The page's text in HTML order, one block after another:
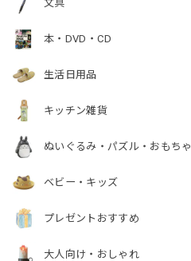
文具
本・DVD・CD
生活日用品
キッチン雑貨
ぬいぐるみ・パズル・おもちゃ
ベビー・キッズ
プレゼントおすすめ
大人向け・おしゃれ